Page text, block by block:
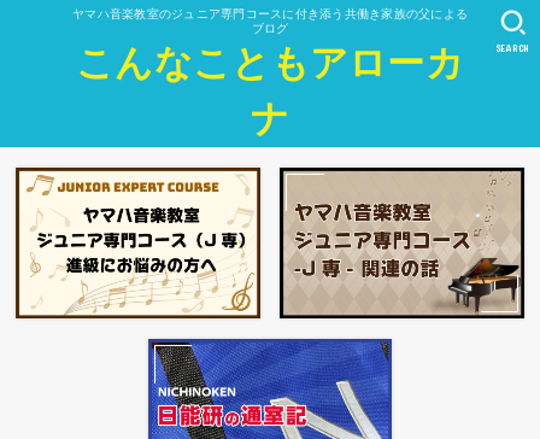
ヤマハ音楽教室のジュニア専門コースに付き添う共働き家族の父による
ブログ
こんなこともアローカ
ナ
SEARCH